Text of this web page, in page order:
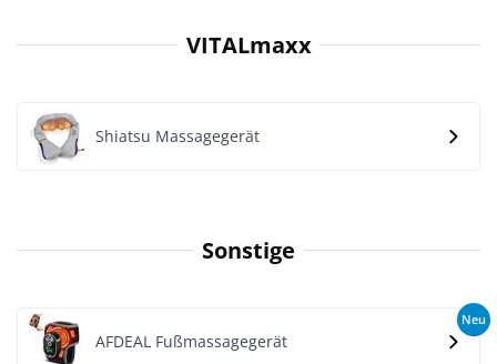
VITALmaxx
Shiatsu Massagegerät
Sonstige
Neu
AFDEAL Fußmassagegerät